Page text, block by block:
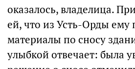
оказалось, владелица.
ей, что из Усть-Орды ему
материалы по сносу
улыбкой отвечает: была